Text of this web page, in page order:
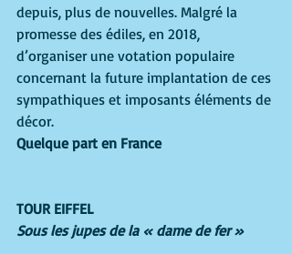
depuis, plus de nouvelles. Malgré la
promesse des édiles, en 2018,
d’organiser une votation populaire
concernant la future implantation de ces
sympathiques et imposants éléments de
décor.
Quelque part en France
TOUR EIFFEL
Sous les jupes de la « dame de fer »